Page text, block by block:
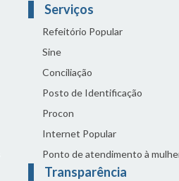
Serviços
Refeitório Popular
Sine
Conciliação
Posto de Identificação
Procon
Internet Popular
Ponto de atendimento à
Transparência